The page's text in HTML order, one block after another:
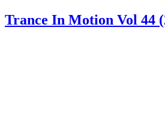
Trance In Motion Vol 44